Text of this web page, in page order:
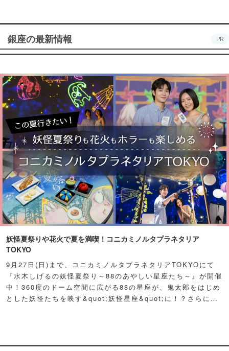
銀座の最新情報 PR
妖怪夏祭りや花火で夏を満喫！コニカミノルタプラネタリア
TOKYO
9月27日(日)まで、コニカミノルタプラネタリアTOKYOにて
『水木しげるの妖怪夏祭り～88のあやしい星座たち～』が開催
中！360度のドーム空間に広がる88の星座が、鬼太郎をはじめ
とした妖怪たちを映す&quot;妖怪星座&quot;に！？さらに例